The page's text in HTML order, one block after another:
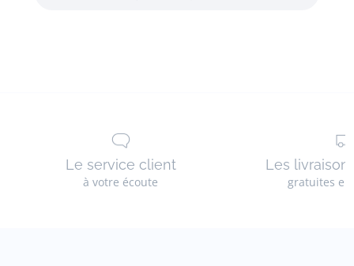
Le service client
à votre écoute
Les
gratuites